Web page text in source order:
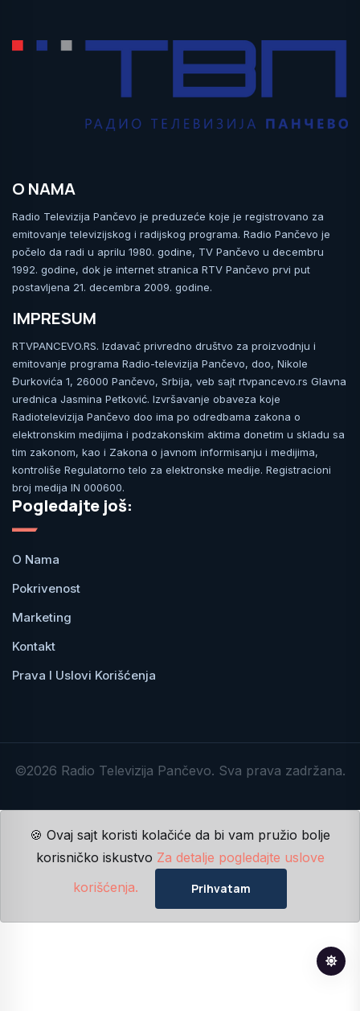
O NAMA
Radio Televizija Pančevo je preduzeće koje je registrovano za
emitovanje televizijskog i radijskog programa. Radio Pančevo je
počelo da radi u aprilu 1980. godine, TV Pančevo u decembru
1992. godine, dok je internet stranica RTV Pančevo prvi put
postavljena 21. decembra 2009. godine.
IMPRESUM
RTVPANCEVO.RS. Izdavač privredno društvo za proizvodnju i
emitovanje programa Radio-televizija Pančevo, doo, Nikole
Đurkovića 1, 26000 Pančevo, Srbija, veb sajt rtvpancevo.rs Glavna
urednica Jasmina Petković. Izvršavanje obaveza koje
Radiotelevizija Pančevo doo ima po odredbama zakona o
elektronskim medijima i podzakonskim aktima donetim u skladu sa
tim zakonom, kao i Zakona o javnom informisanju i medijima,
kontroliše Regulatorno telo za elektronske medije. Registracioni
broj medija IN 000600.
Pogledajte još:
O Nama
Pokrivenost
Marketing
Kontakt
Prava I Uslovi Korišćenja
©2026 Radio Televizija Pančevo. Sva prava zadržana.
🍪 Ovaj sajt koristi kolačiće da bi vam pružio bolje
korisničko iskustvo Za detalje pogledajte uslove
korišćenja.
Prihvatam